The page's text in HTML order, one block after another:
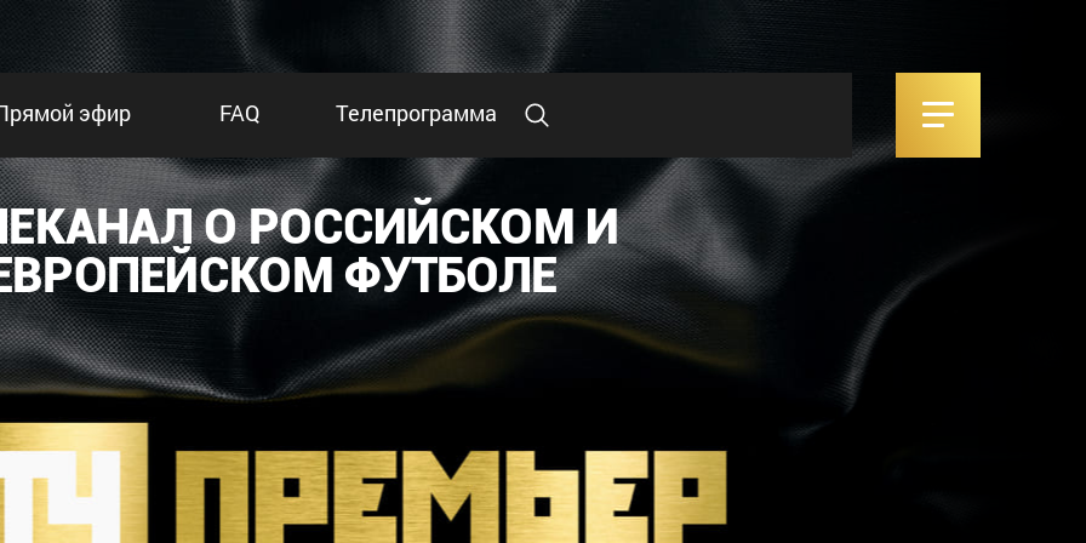
эфир FAQ Телепрограмма
О РОССИЙСКОМ И
ФУТБОЛЕ